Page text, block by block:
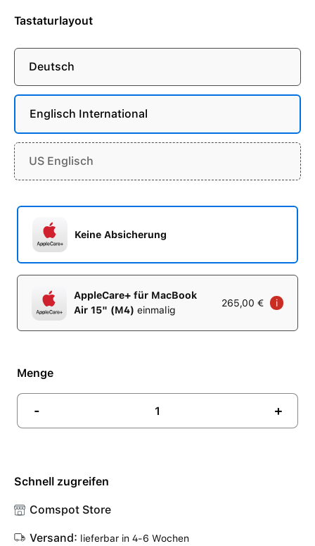
Tastaturlayout
Deutsch
Englisch International
US Englisch
Keine Absicherung
AppleCare+ für MacBook
Air 15" (M4) einmalig
265,00 € i
Menge
- +
Schnell zugreifen
Comspot Store
Versand: lieferbar in 4-6 Wochen